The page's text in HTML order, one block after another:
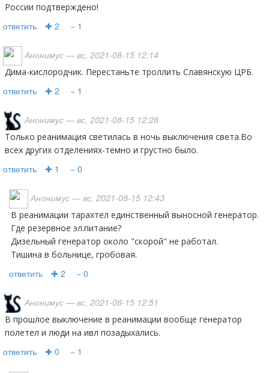
России подтверждено!
ответить ✚ 2 − 1
Анонимус — вс, 2021-08-15 12:14
Дима-кислородчик. Перестаньте троллить Славянскую ЦРБ.
ответить ✚ 2 − 1
Анонимус — вс, 2021-08-15 12:28
Только реанимация светилась в ночь выключения света.Во
всех других отделениях-темно и грустно было.
ответить ✚ 1 − 0
Анонимус — вс, 2021-08-15 12:43
В реанимации тарахтел единственный выносной генератор.
Где резервное эл.питание?
Дизельный генератор около "скорой" не работал.
Тишина в больнице, гробовая.
ответить ✚ 2 − 0
Анонимус — вс, 2021-08-15 12:51
В прошлое выключение в реанимации вообще генератор
полетел и люди на ивл позадыхались.
ответить ✚ 0 − 1